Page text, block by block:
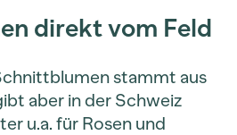
direkt vom Feld
stammt aus
aber in der Schweiz
u.a. für Rosen und